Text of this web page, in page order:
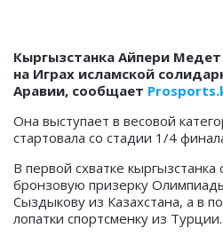
Кыргызстанка Айпери
на Играх исламской
Аравии, сообщает
Она выступает в весовой
стартовала со стадии 1/4
В первой схватке
бронзовую призерку
Сыздыкову из Казахстана, а в
лопатки спортсменку из Турции.